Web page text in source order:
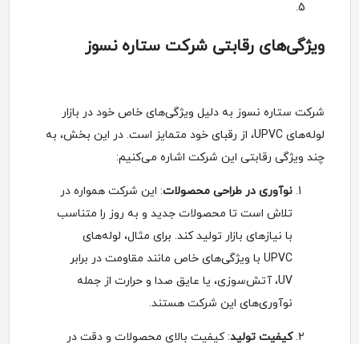
ویژگی‌های رقابتی شرکت ستاره نسوز
شرکت ستاره نسوز به دلیل ویژگی‌های خاص خود در بازار
لوله‌های UPVC، از رقبای خود متمایز است. در این بخش، به
چند ویژگی رقابتی این شرکت اشاره می‌کنیم:
نوآوری در طراحی محصولات: این شرکت همواره در
تلاش است تا محصولات جدید و به روز را متناسب
با نیازهای بازار تولید کند. برای مثال، لوله‌های
UPVC با ویژگی‌های خاص مانند مقاومت در برابر
UV، آتش‌سوزی، یا عایق صدا و حرارت از جمله
نوآوری‌های این شرکت هستند.
کیفیت تولید: کیفیت بالای محصولات و دقت در